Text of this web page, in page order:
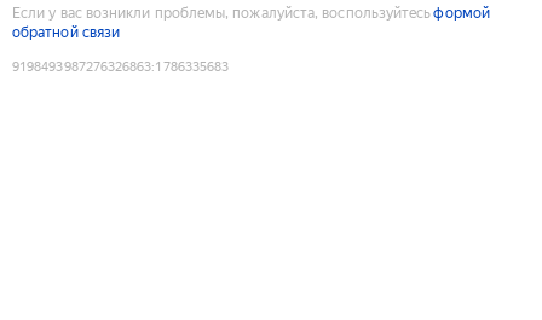
Если у вас возникли проблемы, пожалуйста, воспользуйтесьформой
обратной связи
9198493987276326863:1786335683